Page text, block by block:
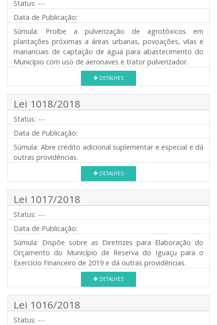
Status: ---
Data de Publicação:
Súmula: Proíbe a pulverização de agrotóxicos em
plantações próximas a áreas urbanas, povoações, vilas e
mananciais de captação de água para abastecimento do
Município com uso de aeronaves e trator pulverizador.
DETALHES
Lei 1018/2018
Status: ---
Data de Publicação:
Súmula: Abre crédito adicional suplementar e especial e dá
outras providências.
DETALHES
Lei 1017/2018
Status: ---
Data de Publicação:
Súmula: Dispõe sobre as Diretrizes para Elaboração do
Orçamento do Município de Reserva do Iguaçu para o
Exercício Financeiro de 2019 e dá outras providências.
DETALHES
Lei 1016/2018
Status: ---